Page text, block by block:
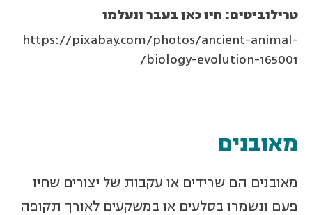
טרילוביטים: חיו כאן בעבר ונעלמו
https://pixabay.com/photos/ancient-animal-
biology-evolution-165001/
מאובנים
מאובנים הם שרידים או עקבות של יצורים שחיו
פעם ונשמרו בסלעים או במשקעים לאורך תקופה